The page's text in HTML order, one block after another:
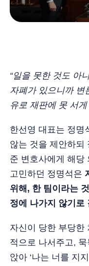
“일을 못한 것도 아
자폐가 있으니까 변
유로 재판에 못 서
한선영 대표는 정명
않는 것을 제안하되
준 변호사에게 해당
고민하던 정명석은
위해, 한 팀이라는
정에 나가지 않기로
자신이 당한 부당한
적으로 나서주고,
앉아 ‘나는 너를 지